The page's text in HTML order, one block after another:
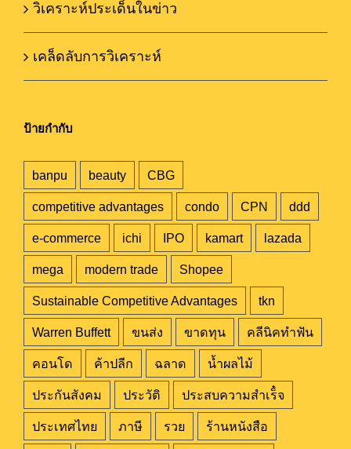
วิเคราะห์ประเด็นในข่าว
เคล็ดลับการวิเคราะห์
ป้ายกำกับ
banpu beauty CBG
competitive advantages condo CPN ddd
e-commerce ichi IPO kamart lazada
mega modern trade Shopee
Sustainable Competitive Advantages tkn
Warren Buffett ขนส่ง ขาดทุน คลีนิคทำฟัน
คอนโด ค้าปลีก ฉลาด น้ำผลไม้
ประกันสังคม ประวัติ ประสบความสำเร็๋จ
ประเทศไทย ภาษี รวย ร้านหนังสือ